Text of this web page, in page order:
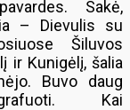
Sakė,
– Dievulis su
Šiluvos
ir Kunigėlį, šalia
Buvo daug
Kai